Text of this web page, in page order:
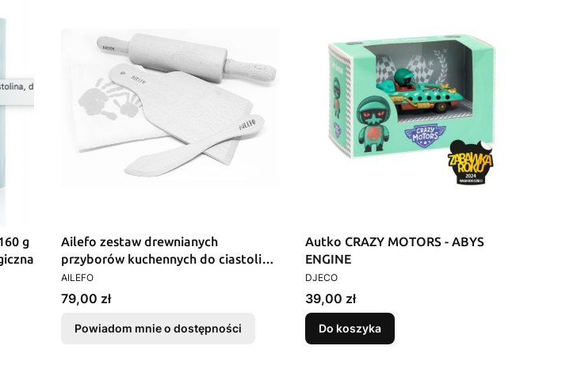
g
Ailefo zestaw drewnianych
przyborów kuchennych do ciastoliny
– FSC
PRODUCENT
AILEFO
Cena
79,00 zł
Powiadom mnie o dostępności
Autko CRAZY MOTORS - ABYS
ENGINE
PRODUCENT
DJECO
Cena
39,00 zł
Do koszyka